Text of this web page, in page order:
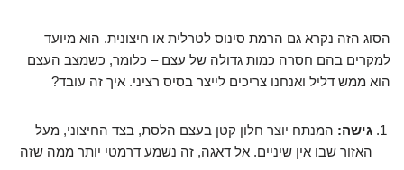
הסוג הזה נקרא גם הרמת סינוס לטרלית או חיצונית. הוא מיועד
למקרים בהם חסרה כמות גדולה של עצם – כלומר, כשמצב העצם
הוא ממש דליל ואנחנו צריכים לייצר בסיס רציני. איך זה עובד?
גישה: המנתח יוצר חלון קטן בעצם הלסת, בצד החיצוני, מעל
האזור שבו אין שיניים. אל דאגה, זה נשמע דרמטי יותר ממה שזה